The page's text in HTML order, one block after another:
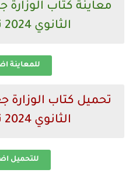
معاينة كتاب الوزارة
الثانوي 2024 ترم اول PDF
للمعاينة
تحميل كتاب الوزارة
الثانوي 2024 ترم اول PDF
للتحميل